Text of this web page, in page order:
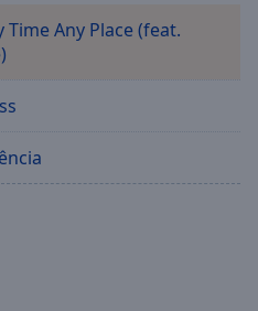
Time Any Place (feat.